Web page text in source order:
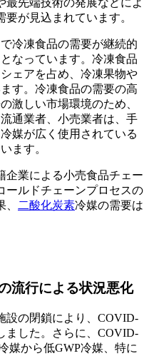
が見込まれています。
冷凍食品の需要が継続的
なっています。冷凍食品
ェアを占め、冷凍果物や
す。冷凍食品の需要の高
激しい市場環境のため、
通業者、小売業者は、手
媒が広く使用されている
ます。
企業による小売食品チェー
ールドチェーンプロセスの
二酸化炭素冷媒の需要は
流行による状況悪化
設の閉鎖により、COVID-
ました。さらに、COVID-
媒から低GWP冷媒、特に